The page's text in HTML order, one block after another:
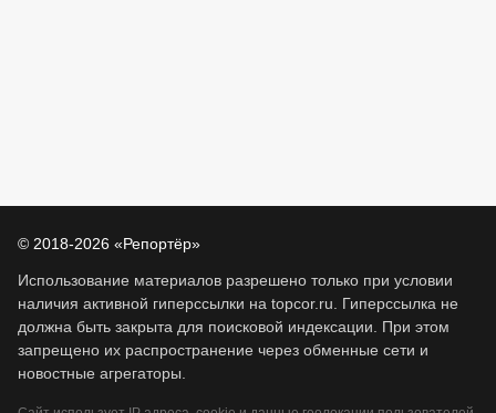
© 2018-2026 «Репортёр»
Использование материалов разрешено только при условии
наличия активной гиперссылки на topcor.ru. Гиперссылка не
должна быть закрыта для поисковой индексации. При этом
запрещено их распространение через обменные сети и
новостные агрегаторы.